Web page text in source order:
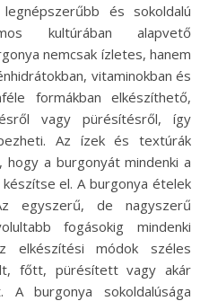
kultúrában alapvető
nemcsak ízletes, hanem
vitaminokban és
formákban elkészíthető,
vagy pürésítésről, így
Az ízek és textúrák
a burgonyát mindenki a
el. A burgonya ételek
egyszerű, de nagyszerű
fogásokig mindenki
elkészítési módok széles
főtt, pürésített vagy akár
A burgonya sokoldalúsága